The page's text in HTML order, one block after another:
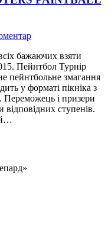
бажаючих взяти
Пейнтбол Турнір
пейнтбольне змагання
у форматі пікніка з
Переможець і призери
ступенів.